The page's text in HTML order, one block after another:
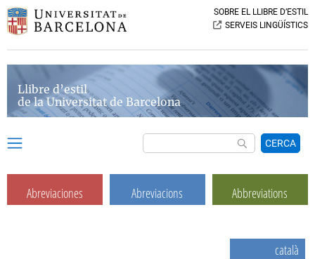
SOBRE EL LLIBRE D’ESTIL
SERVEIS LINGÜÍSTICS
Llibre d’estil
de la Universitat de Barcelona
CERCA
Abreviaciones Abreviacions Abbreviations
català